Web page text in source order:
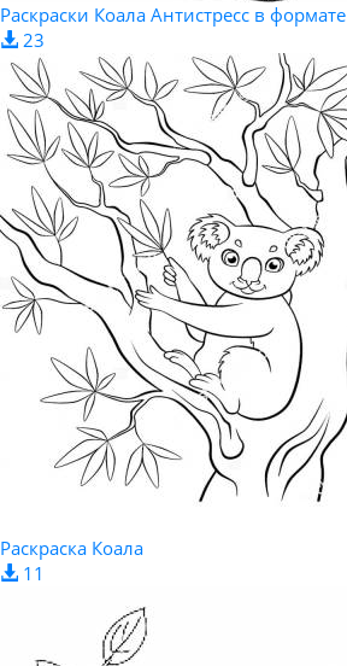
Раскраски Коала Антистресс в формате
23
Раскраска Коала
11